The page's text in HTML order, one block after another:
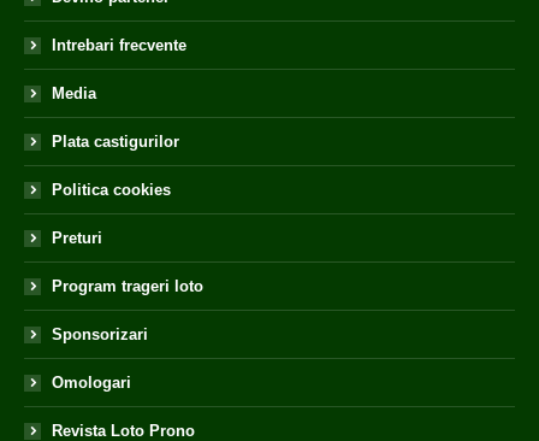
Intrebari frecvente
Media
Plata castigurilor
Politica cookies
Preturi
Program trageri loto
Sponsorizari
Omologari
Revista Loto Prono